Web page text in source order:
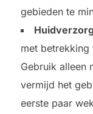
gebieden te
met
Gebruik alleen
vermijd het
eerste paar